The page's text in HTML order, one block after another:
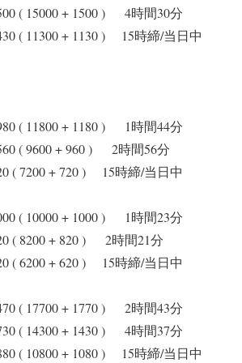
( 15000 + 1500 ) 4時間30分
( 11300 + 1130 ) 15時締/当日中
( 11800 + 1180 ) 1時間44分
( 9600 + 960 ) 2時間56分
( 7200 + 720 ) 15時締/当日中
( 10000 + 1000 ) 1時間23分
( 8200 + 820 ) 2時間21分
( 6200 + 620 ) 15時締/当日中
( 17700 + 1770 ) 2時間43分
( 14300 + 1430 ) 4時間37分
( 10800 + 1080 ) 15時締/当日中